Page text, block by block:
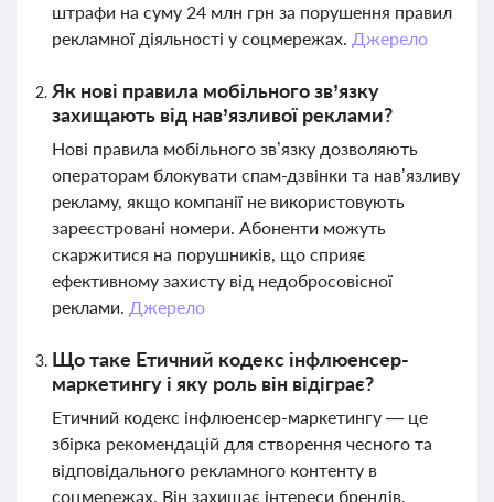
штрафи на суму 24 млн грн за порушення правил
рекламної діяльності у соцмережах. Джерело
Як нові правила мобільного зв’язку
захищають від нав’язливої реклами?
Нові правила мобільного зв’язку дозволяють
операторам блокувати спам-дзвінки та нав’язливу
рекламу, якщо компанії не використовують
зареєстровані номери. Абоненти можуть
скаржитися на порушників, що сприяє
ефективному захисту від недобросовісної
реклами. Джерело
Що таке Етичний кодекс інфлюенсер-
маркетингу і яку роль він відіграє?
Етичний кодекс інфлюенсер-маркетингу — це
збірка рекомендацій для створення чесного та
відповідального рекламного контенту в
соцмережах. Він захищає інтереси брендів,